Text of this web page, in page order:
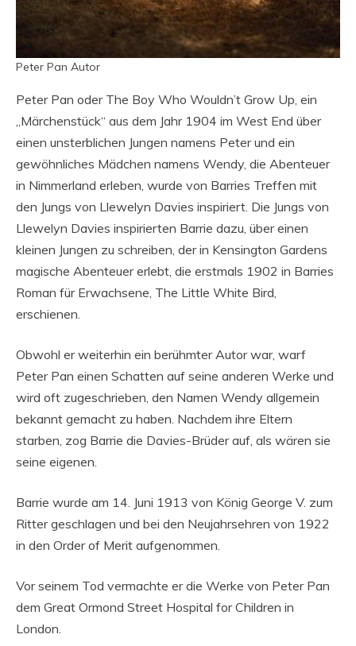
Peter Pan Autor
Peter Pan oder The Boy Who Wouldn’t Grow Up, ein
„Märchenstück“ aus dem Jahr 1904 im West End über
einen unsterblichen Jungen namens Peter und ein
gewöhnliches Mädchen namens Wendy, die Abenteuer
in Nimmerland erleben, wurde von Barries Treffen mit
den Jungs von Llewelyn Davies inspiriert. Die Jungs von
Llewelyn Davies inspirierten Barrie dazu, über einen
kleinen Jungen zu schreiben, der in Kensington Gardens
magische Abenteuer erlebt, die erstmals 1902 in Barries
Roman für Erwachsene, The Little White Bird,
erschienen.
Obwohl er weiterhin ein berühmter Autor war, warf
Peter Pan einen Schatten auf seine anderen Werke und
wird oft zugeschrieben, den Namen Wendy allgemein
bekannt gemacht zu haben. Nachdem ihre Eltern
starben, zog Barrie die Davies-Brüder auf, als wären sie
seine eigenen.
Barrie wurde am 14. Juni 1913 von König George V. zum
Ritter geschlagen und bei den Neujahrsehren von 1922
in den Order of Merit aufgenommen.
Vor seinem Tod vermachte er die Werke von Peter Pan
dem Great Ormond Street Hospital for Children in
London.